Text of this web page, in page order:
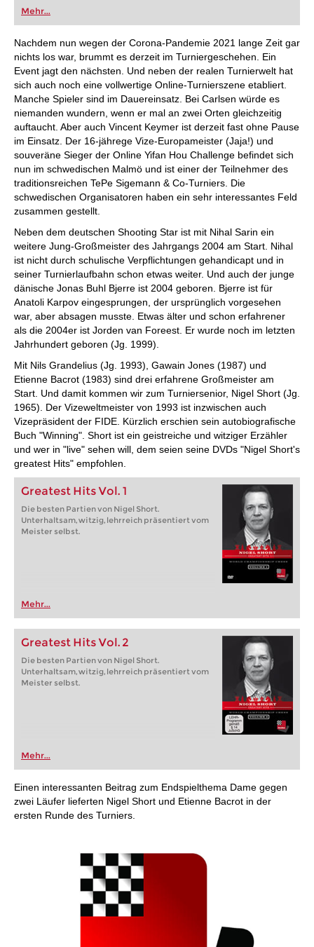
oder bereits auf Turnierniveau spielen: Mit
FRITZ trainieren Sie effizienter, intelligenter und
individueller als je zuvor.
Mehr...
Nachdem nun wegen der Corona-Pandemie 2021 lange Zeit gar
nichts los war, brummt es derzeit im Turniergeschehen. Ein
Event jagt den nächsten. Und neben der realen Turnierwelt hat
sich auch noch eine vollwertige Online-Turnierszene etabliert.
Manche Spieler sind im Dauereinsatz. Bei Carlsen würde es
niemanden wundern, wenn er mal an zwei Orten gleichzeitig
auftaucht. Aber auch Vincent Keymer ist derzeit fast ohne Pause
im Einsatz. Der 16-jährege Vize-Europameister (Jaja!) und
souveräne Sieger der Online Yifan Hou Challenge befindet sich
nun im schwedischen Malmö und ist einer der Teilnehmer des
traditionsreichen TePe Sigemann & Co-Turniers. Die
schwedischen Organisatoren haben ein sehr interessantes Feld
zusammen gestellt.
Neben dem deutschen Shooting Star ist mit Nihal Sarin ein
weitere Jung-Großmeister des Jahrgangs 2004 am Start. Nihal
ist nicht durch schulische Verpflichtungen gehandicapt und in
seiner Turnierlaufbahn schon etwas weiter. Und auch der junge
dänische Jonas Buhl Bjerre ist 2004 geboren. Bjerre ist für
Anatoli Karpov eingesprungen, der ursprünglich vorgesehen
war, aber absagen musste. Etwas älter und schon erfahrener
als die 2004er ist Jorden van Foreest. Er wurde noch im letzten
Jahrhundert geboren (Jg. 1999).
Mit Nils Grandelius (Jg. 1993), Gawain Jones (1987) und
Etienne Bacrot (1983) sind drei erfahrene Großmeister am
Start. Und damit kommen wir zum Turniersenior, Nigel Short (Jg.
1965). Der Vizeweltmeister von 1993 ist inzwischen auch
Vizepräsident der FIDE. Kürzlich erschien sein autobiografische
Buch "Winning". Short ist ein geistreiche und witziger Erzähler
und wer in "live" sehen will, dem seien seine DVDs "Nigel Short's
greatest Hits" empfohlen.
Greatest Hits Vol. 1
Die besten Partien von Nigel Short.
Unterhaltsam, witzig, lehrreich präsentiert vom
Meister selbst.
Mehr...
Greatest Hits Vol. 2
Die besten Partien von Nigel Short.
Unterhaltsam, witzig, lehrreich präsentiert vom
Meister selbst.
Mehr...
Einen interessanten Beitrag zum Endspielthema Dame gegen
zwei Läufer lieferten Nigel Short und Etienne Bacrot in der
ersten Runde des Turniers.